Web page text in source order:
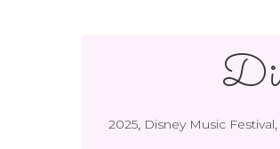
2025, Disney Music Festival,